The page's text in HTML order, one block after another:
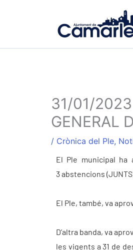
31/01/2023
GENERAL
/ Crònica del Ple,
El Ple municipal ha
3 abstencions
El Ple, també, va
D’altra banda, va
les vigents a 31 de